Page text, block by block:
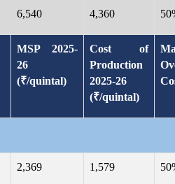
6,540 4,360
MSP 2025-
26
(₹/quintal)
Cost of
Production
2025-26
(₹/quintal)
2,369 1,579